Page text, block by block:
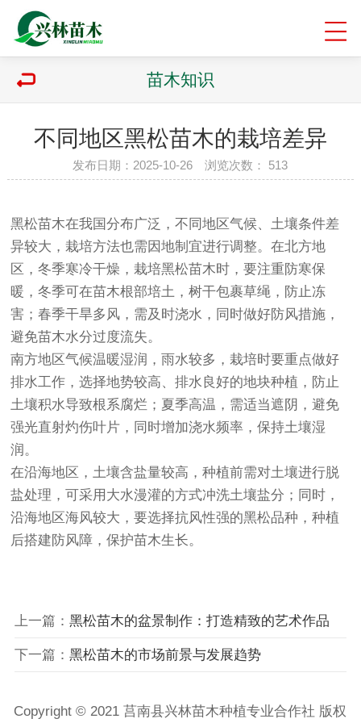
苗木知识
不同地区黑松苗木的栽培差异
发布日期：2025-10-26 浏览次数： 513
黑松苗木在我国分布广泛，不同地区气候、土壤条件差
异较大，栽培方法也需因地制宜进行调整。在北方地
区，冬季寒冷干燥，栽培黑松苗木时，要注重防寒保
暖，冬季可在苗木根部培土，树干包裹草绳，防止冻
害；春季干旱多风，需及时浇水，同时做好防风措施，
避免苗木水分过度流失。
南方地区气候温暖湿润，雨水较多，栽培时要重点做好
排水工作，选择地势较高、排水良好的地块种植，防止
土壤积水导致根系腐烂；夏季高温，需适当遮阴，避免
强光直射灼伤叶片，同时增加浇水频率，保持土壤湿
润。
在沿海地区，土壤含盐量较高，种植前需对土壤进行脱
盐处理，可采用大水漫灌的方式冲洗土壤盐分；同时，
沿海地区海风较大，要选择抗风性强的黑松品种，种植
后搭建防风障，保护苗木生长。
上一篇： 黑松苗木的盆景制作：打造精致的艺术作品
下一篇： 黑松苗木的市场前景与发展趋势
Copyright © 2021 莒南县兴林苗木种植专业合作社 版权